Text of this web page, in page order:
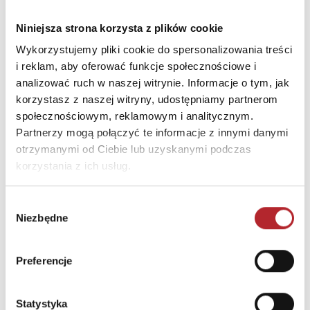
Niniejsza strona korzysta z plików cookie
Wykorzystujemy pliki cookie do spersonalizowania treści
i reklam, aby oferować funkcje społecznościowe i
analizować ruch w naszej witrynie. Informacje o tym, jak
korzystasz z naszej witryny, udostępniamy partnerom
społecznościowym, reklamowym i analitycznym.
Partnerzy mogą połączyć te informacje z innymi danymi
otrzymanymi od Ciebie lub uzyskanymi podczas
korzystania z ich usług.
zgody
Niezbędne
Preferencje
Statystyka
Nazwa
MOTYLEKSIAZKOWE.PL
BEATA FRĄCKIEWICZ
Ulica
ZWROTNICZA 6
Kod pocztowy
01-219
Miasto
WARSZAWA
INNI KLIENCI KUPOWALI